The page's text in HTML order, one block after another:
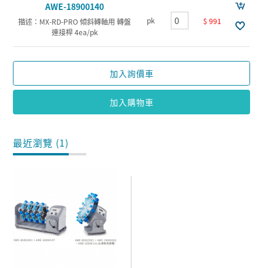
AWE-18900140
描述：MX-RD-PRO 傾斜轉軸用 轉盤
連接桿 4ea/pk
pk $ 991
加入詢價車
加入購物車
最近瀏覽 (1)